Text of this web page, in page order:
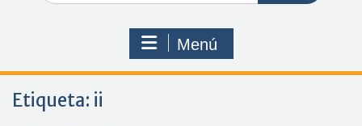
Menú
Etiqueta: ii